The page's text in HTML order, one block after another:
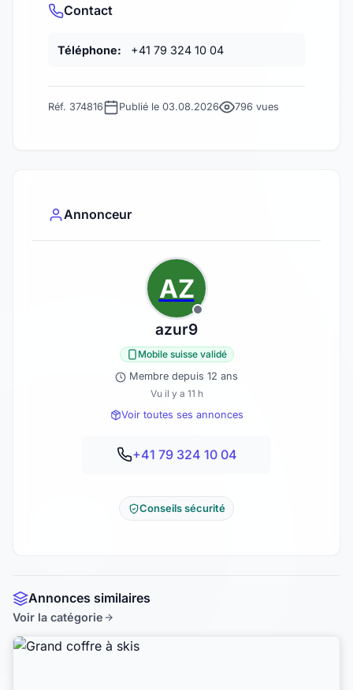
Contact
Téléphone: +41 79 324 10 04
Réf. 374816 Publié le 03.08.2026 796 vues
Annonceur
AZ
azur9
Mobile suisse validé
Membre depuis 12 ans
Vu il y a 11 h
Voir toutes ses annonces
+41 79 324 10 04
Conseils sécurité
Annonces similaires
Voir la catégorie